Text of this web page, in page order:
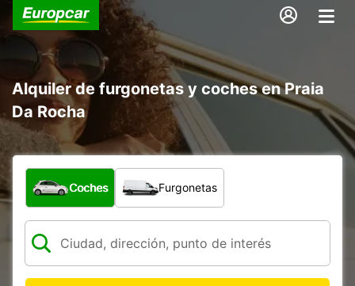
Alquiler de furgonetas y coches en Praia
Da Rocha
¿Qué tipo de vehículo?
Coches Furgonetas